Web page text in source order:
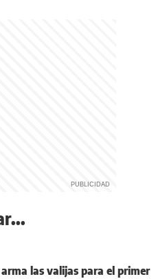
arma las valijas para el primer